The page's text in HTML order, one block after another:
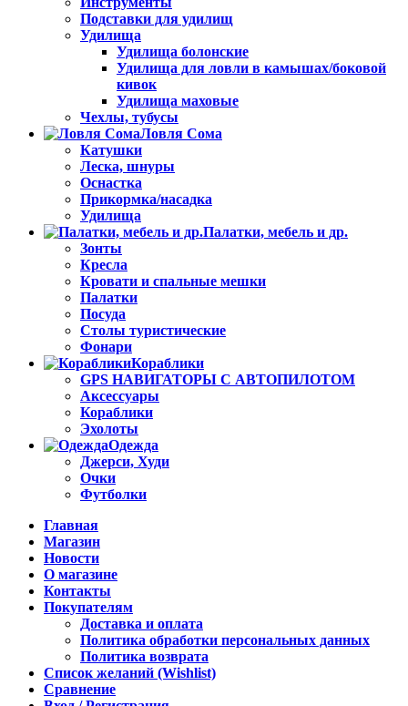
Подставки для удилищ
Удилища
Удилища болонские
Удилища для ловли в камышах/боковой
кивок
Удилища маховые
Чехлы, тубусы
Ловля Сома
Катушки
Леска, шнуры
Оснастка
Прикормка/насадка
Удилища
Палатки, мебель и др.
Зонты
Кресла
Кровати и спальные мешки
Палатки
Посуда
Столы туристические
Фонари
Кораблики
GPS НАВИГАТОРЫ С АВТОПИЛОТОМ
Аксессуары
Кораблики
Эхолоты
Одежда
Джерси, Худи
Очки
Футболки
Главная
Магазин
Новости
О магазине
Контакты
Покупателям
Доставка и оплата
Политика обработки персональных данных
Политика возврата
Список желаний (Wishlist)
Сравнение